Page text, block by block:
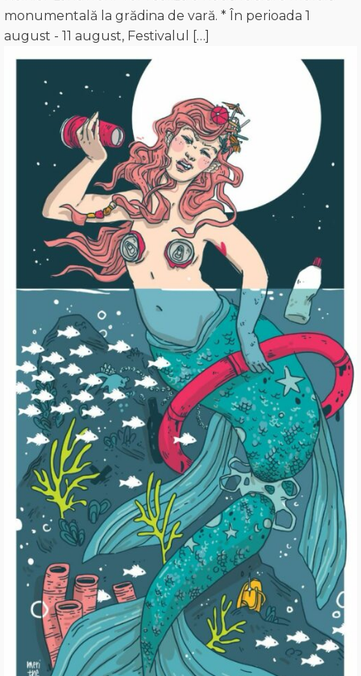
monumentală la grădina de vară. * În perioada 1
august - 11 august, Festivalul […]